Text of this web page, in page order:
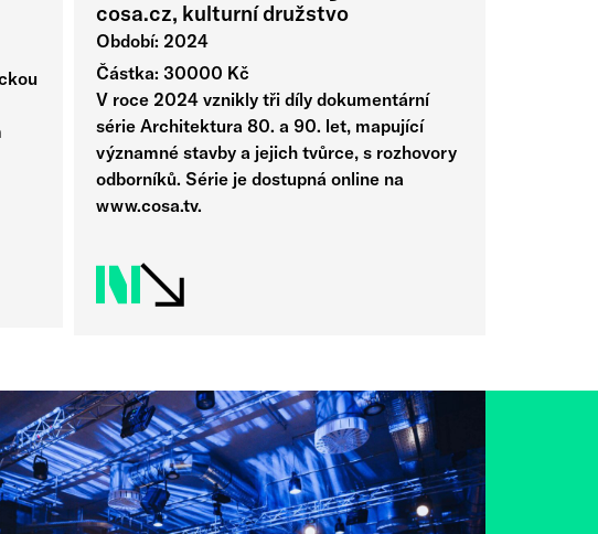
cosa.cz, kulturní družstvo
Období: 2024
Částka: 30000 Kč
V roce 2024 vznikly tři díly dokumentární
série Architektura 80. a 90. let, mapující
významné stavby a jejich tvůrce, s rozhovory
odborníků. Série je dostupná online na
www.cosa.tv.